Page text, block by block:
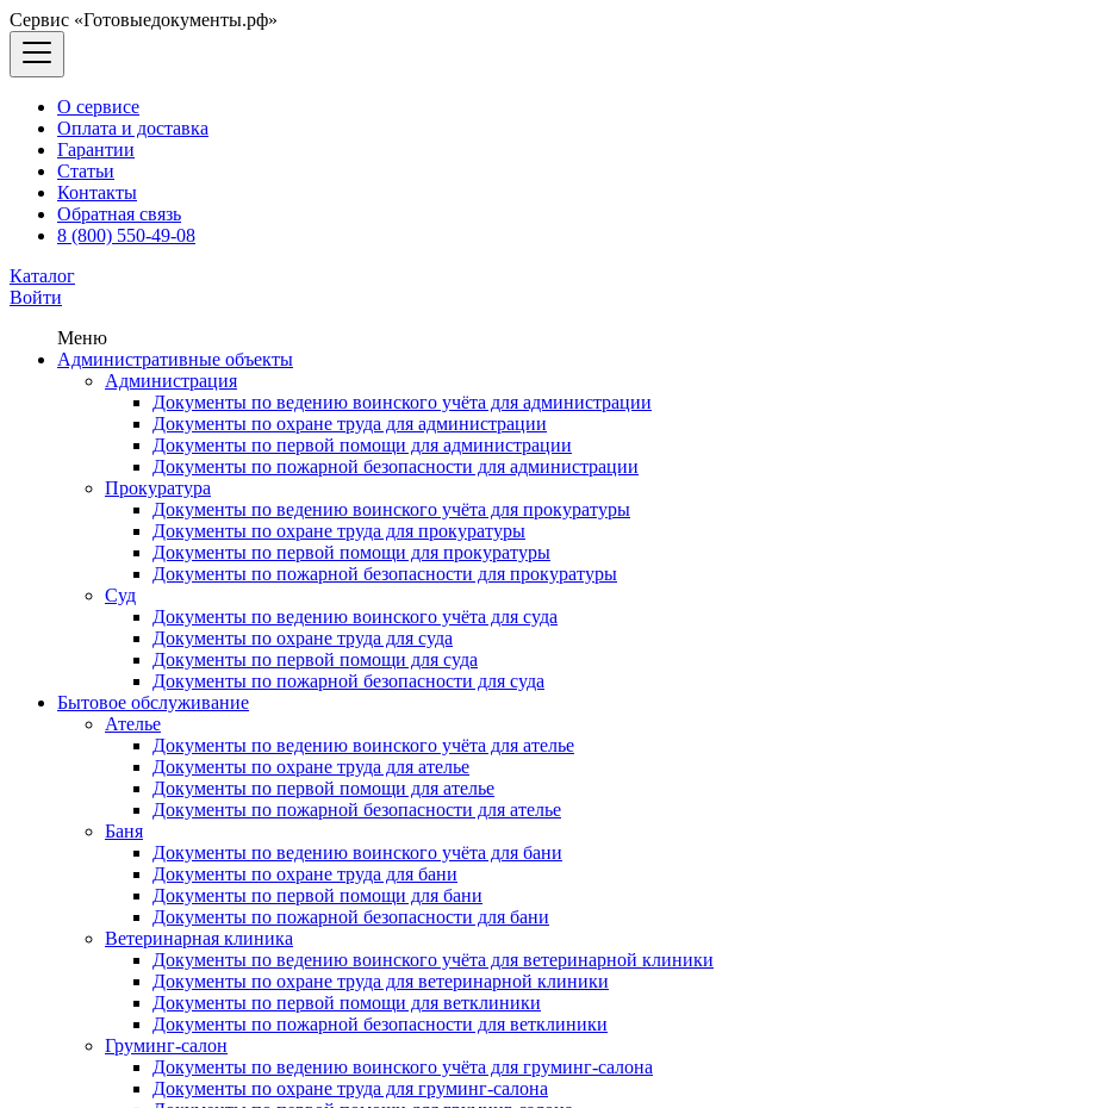
Сервис «Готовыедокументы.рф»
О сервисе
Оплата и доставка
Гарантии
Статьи
Контакты
Обратная связь
8 (800) 550-49-08
Каталог
Войти
Меню
Административные объекты
Администрация
Документы по ведению воинского учёта для администрации
Документы по охране труда для администрации
Документы по первой помощи для администрации
Документы по пожарной безопасности для администрации
Прокуратура
Документы по ведению воинского учёта для прокуратуры
Документы по охране труда для прокуратуры
Документы по первой помощи для прокуратуры
Документы по пожарной безопасности для прокуратуры
Суд
Документы по ведению воинского учёта для суда
Документы по охране труда для суда
Документы по первой помощи для суда
Документы по пожарной безопасности для суда
Бытовое обслуживание
Ателье
Документы по ведению воинского учёта для ателье
Документы по охране труда для ателье
Документы по первой помощи для ателье
Документы по пожарной безопасности для ателье
Баня
Документы по ведению воинского учёта для бани
Документы по охране труда для бани
Документы по первой помощи для бани
Документы по пожарной безопасности для бани
Ветеринарная клиника
Документы по ведению воинского учёта для ветеринарной клиники
Документы по охране труда для ветеринарной клиники
Документы по первой помощи для ветклиники
Документы по пожарной безопасности для ветклиники
Груминг-салон
Документы по ведению воинского учёта для груминг-салона
Документы по охране труда для груминг-салона